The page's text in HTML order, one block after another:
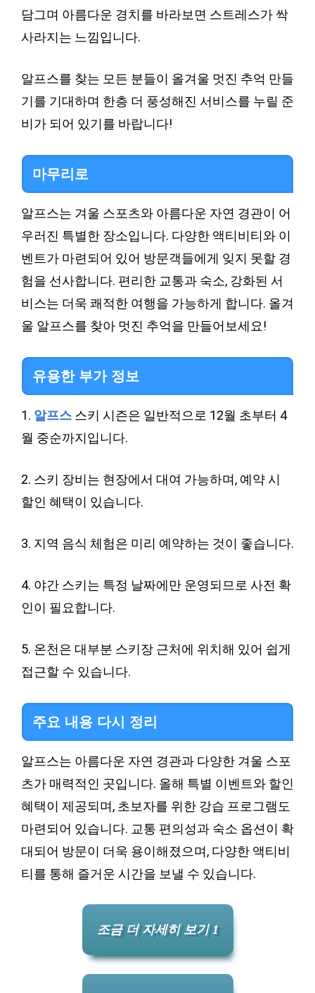
담그며 아름다운 경치를 바라보면 스트레스가 싹
사라지는 느낌입니다.
알프스를 찾는 모든 분들이 올겨울 멋진 추억 만들
기를 기대하며 한층 더 풍성해진 서비스를 누릴 준
비가 되어 있기를 바랍니다!
마무리로
알프스는 겨울 스포츠와 아름다운 자연 경관이 어
우러진 특별한 장소입니다. 다양한 액티비티와 이
벤트가 마련되어 있어 방문객들에게 잊지 못할 경
험을 선사합니다. 편리한 교통과 숙소, 강화된 서
비스는 더욱 쾌적한 여행을 가능하게 합니다. 올겨
울 알프스를 찾아 멋진 추억을 만들어보세요!
유용한 부가 정보
1. 알프스 스키 시즌은 일반적으로 12월 초부터 4
월 중순까지입니다.
2. 스키 장비는 현장에서 대여 가능하며, 예약 시
할인 혜택이 있습니다.
3. 지역 음식 체험은 미리 예약하는 것이 좋습니다.
4. 야간 스키는 특정 날짜에만 운영되므로 사전 확
인이 필요합니다.
5. 온천은 대부분 스키장 근처에 위치해 있어 쉽게
접근할 수 있습니다.
주요 내용 다시 정리
알프스는 아름다운 자연 경관과 다양한 겨울 스포
츠가 매력적인 곳입니다. 올해 특별 이벤트와 할인
혜택이 제공되며, 초보자를 위한 강습 프로그램도
마련되어 있습니다. 교통 편의성과 숙소 옵션이 확
대되어 방문이 더욱 용이해졌으며, 다양한 액티비
티를 통해 즐거운 시간을 보낼 수 있습니다.
조금 더 자세히 보기 1